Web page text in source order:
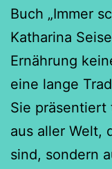
Buch „Immer
Katharina
Ernährung
eine lange
Sie präsentiert
aus aller Welt,
sind, sondern